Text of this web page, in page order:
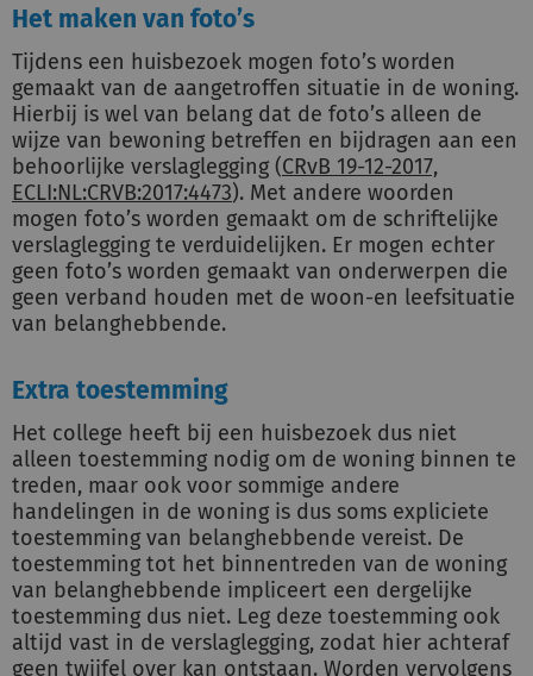
Het maken van foto’s
Tijdens een huisbezoek mogen foto’s worden
gemaakt van de aangetroffen situatie in de woning.
Hierbij is wel van belang dat de foto’s alleen de
wijze van bewoning betreffen en bijdragen aan een
behoorlijke verslaglegging (CRvB 19-12-2017,
ECLI:NL:CRVB:2017:4473). Met andere woorden
mogen foto’s worden gemaakt om de schriftelijke
verslaglegging te verduidelijken. Er mogen echter
geen foto’s worden gemaakt van onderwerpen die
geen verband houden met de woon-en leefsituatie
van belanghebbende.
Extra toestemming
Het college heeft bij een huisbezoek dus niet
alleen toestemming nodig om de woning binnen te
treden, maar ook voor sommige andere
handelingen in de woning is dus soms expliciete
toestemming van belanghebbende vereist. De
toestemming tot het binnentreden van de woning
van belanghebbende impliceert een dergelijke
toestemming dus niet. Leg deze toestemming ook
altijd vast in de verslaglegging, zodat hier achteraf
geen twijfel over kan ontstaan. Worden vervolgens